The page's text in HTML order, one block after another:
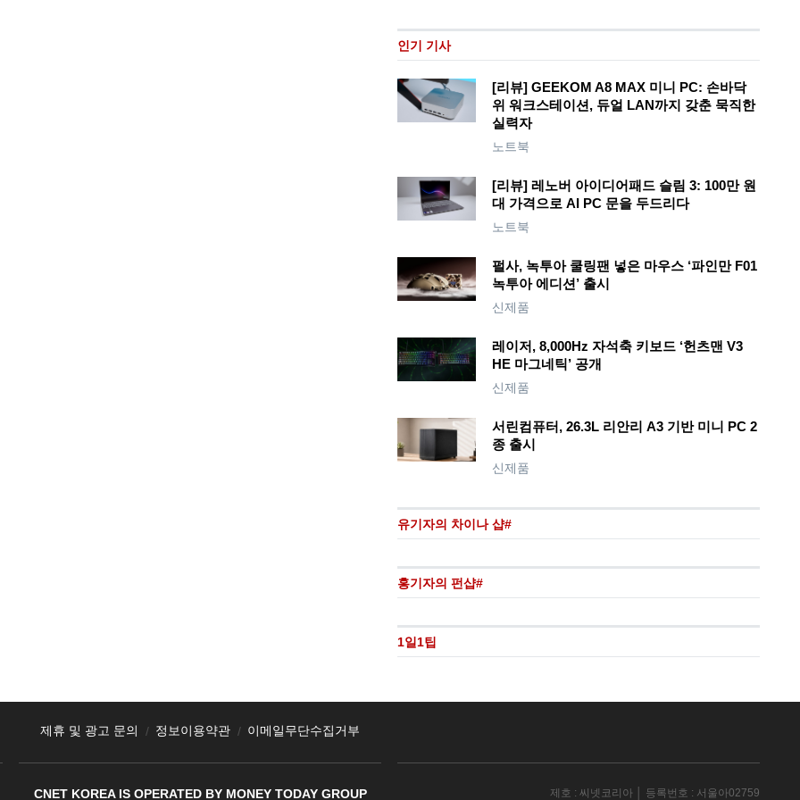
인기 기사
[리뷰] GEEKOM A8 MAX 미니 PC: 손바닥
위 워크스테이션, 듀얼 LAN까지 갖춘 묵직한
실력자
노트북
[리뷰] 레노버 아이디어패드 슬림 3: 100만 원
대 가격으로 AI PC 문을 두드리다
노트북
펄사, 녹투아 쿨링팬 넣은 마우스 ‘파인만 F01
녹투아 에디션’ 출시
신제품
레이저, 8,000Hz 자석축 키보드 ‘헌츠맨 V3
HE 마그네틱’ 공개
신제품
서린컴퓨터, 26.3L 리안리 A3 기반 미니 PC 2
종 출시
신제품
유기자의 차이나 샵#
홍기자의 펀샵#
1일1팁
제휴 및 광고 문의 정보이용약관 이메일무단수집거부
CNET KOREA IS OPERATED BY MONEY TODAY GROUP 제호 : 씨넷코리아 │ 등록번호 : 서울아02759